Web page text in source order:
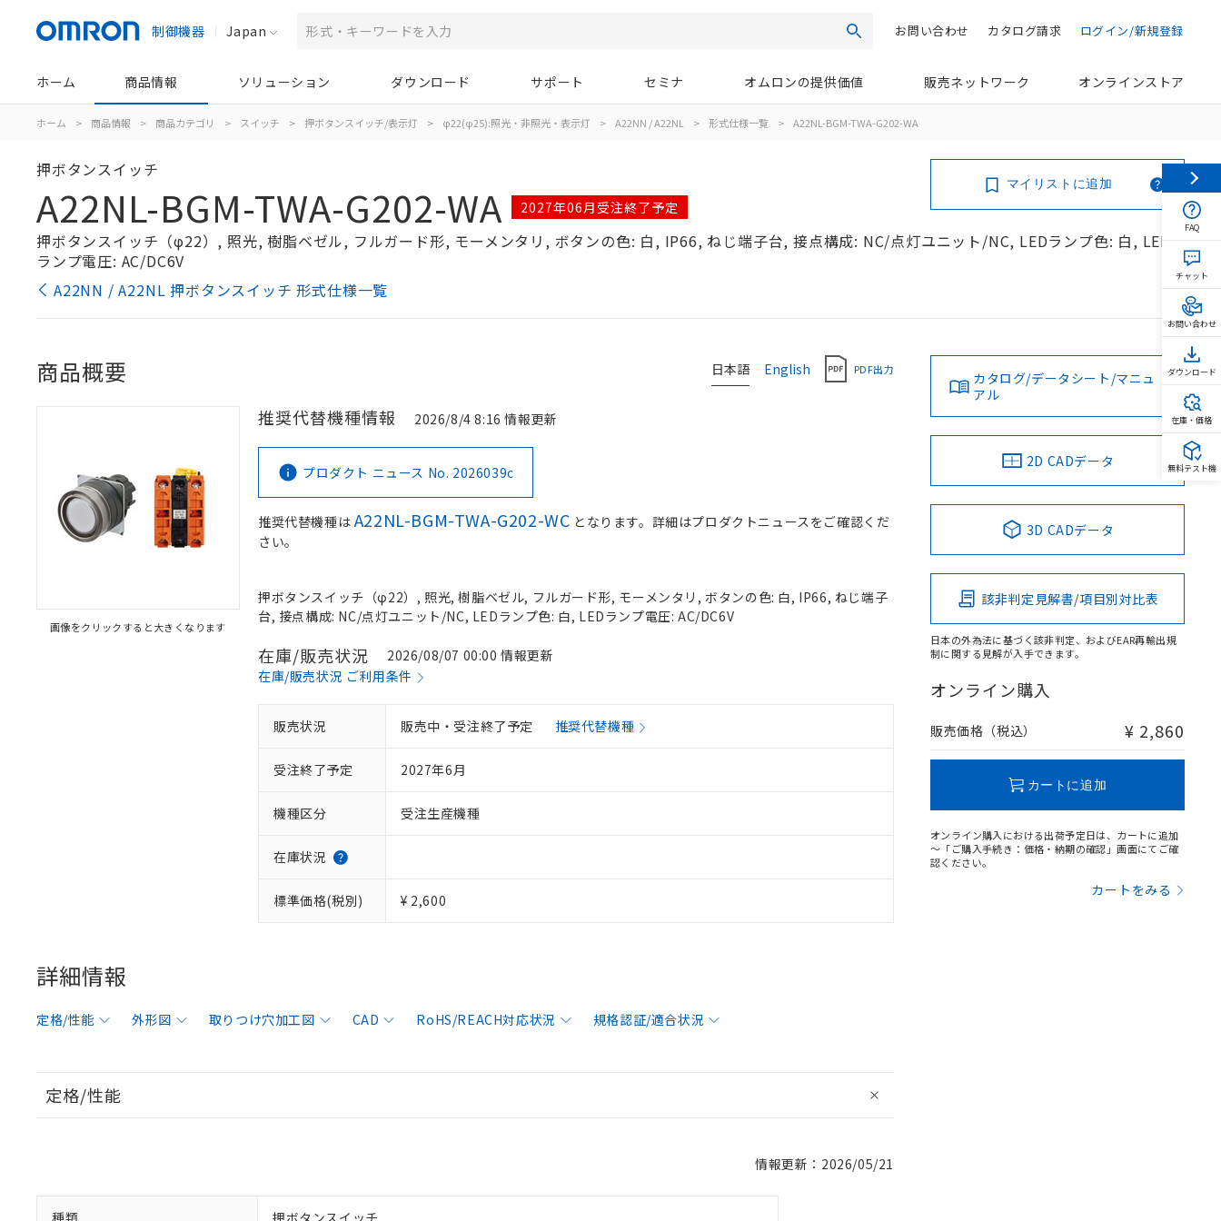
制御機器 Japan 検索 ログイン/新規登録
カタログ請求
お問い合わせ
ホーム 商品情報 ソリューション ダウンロード サポート セミナ オムロンの提供価値 販売ネットワーク オンラインストア
ホーム > 商品情報 > 商品カテゴリ > スイッチ > 押ボタンスイッチ/表示灯 > φ22(φ25):照光・非照光・表示灯 > A22NN / A22NL > 形式仕様一覧 > A22NL-BGM-TWA-G202-WA
押ボタンスイッチ
A22NL-BGM-TWA-G202-WA 2027年06月受注終了予定
押ボタンスイッチ（φ22）, 照光, 樹脂ベゼル, フルガード形, モーメンタリ, ボタンの色: 白, IP66, ねじ端子台, 接点構成: NC/点灯ユニット/NC, LEDランプ色: 白, LED
ランプ電圧: AC/DC6V
A22NN / A22NL 押ボタンスイッチ 形式仕様一覧
マイリストに追加
日本語 English PDF出力
商品概要
画像をクリックすると大きくなります
推奨代替機種情報 2026/8/4 8:16 情報更新
プロダクト ニュース No. 2026039c
推奨代替機種はA22NL-BGM-TWA-G202-WC となります。詳細はプロダクトニュースをご確認くだ
さい。
押ボタンスイッチ（φ22）, 照光, 樹脂ベゼル, フルガード形, モーメンタリ, ボタンの色: 白, IP66, ねじ端子
台, 接点構成: NC/点灯ユニット/NC, LEDランプ色: 白, LEDランプ電圧: AC/DC6V
在庫/販売状況
2026/08/07 00:00 情報更新
在庫/販売状況 ご利用条件
販売状況 販売中・受注終了予定 推奨代替機種
受注終了予定 2027年6月
機種区分 受注生産機種
在庫状況
標準価格(税別) ¥ 2,600
詳細情報
定格/性能 外形図 取りつけ穴加工図 CAD RoHS/REACH対応状況 規格認証/適合状況
定格/性能
情報更新：2026/05/21
種類 押ボタンスイッチ
カタログ/データシート/マニュ
アル
2D CADデータ
3D CADデータ
該非判定見解書/項目別対比表
日本の外為法に基づく該非判定、およびEAR再輸出規
制に関する見解が入手できます。
オンライン購入
販売価格（税込） ¥ 2,860
カートに追加
オンライン購入における出荷予定日は、カートに追加
～「ご購入手続き：価格・納期の確認」画面にてご確
認ください。
カートをみる
FAQ
チャット
お問い合わせ
ダウンロード
在庫・価格
無料テスト機